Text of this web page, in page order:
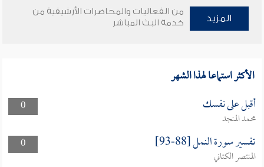
المزيد
من الفعاليات والمحاضرات الأرشيفية من
خدمة البث المباشر
الأكثر استماعا لهذا الشهر
0 أقبل على نفسك
محمد المنجد
0
تفسير سورة النمل [88-93]
المنتصر الكتاني